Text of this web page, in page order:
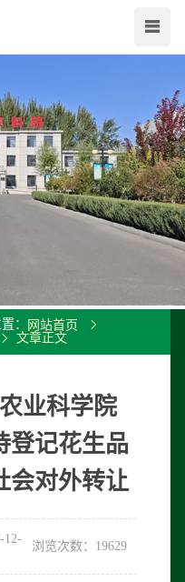
：
网站首页
文章正文
业科学院
登记花生品
会对外转让
12-
浏览次数：19629